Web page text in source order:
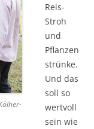
Reis-
Stroh
und
Pflanzen
strünke.
Und das
soll so
wertvoll
sein wie